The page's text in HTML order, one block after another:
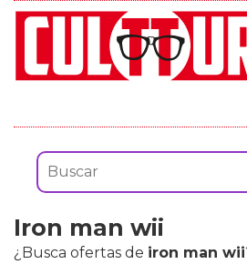
Iron man wii
¿Busca ofertas de iron man wii